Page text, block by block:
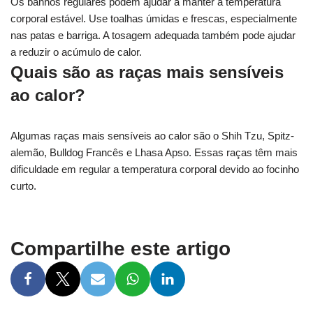
corporal estável. Use toalhas úmidas e frescas, especialmente
nas patas e barriga. A tosagem adequada também pode ajudar
a reduzir o acúmulo de calor.
Quais são as raças mais sensíveis
ao calor?
Algumas raças mais sensíveis ao calor são o Shih Tzu, Spitz-
alemão, Bulldog Francês e Lhasa Apso. Essas raças têm mais
dificuldade em regular a temperatura corporal devido ao focinho
curto.
Compartilhe este artigo